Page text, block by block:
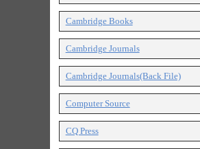
Cambridge Books
Cambridge Journals
Cambridge Journals(Back File)
Computer Source
CQ Press